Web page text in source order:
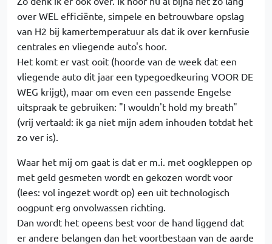
over WEL efficiënte, simpele en betrouwbare opslag
van H2 bij kamertemperatuur als dat ik over kernfusie
centrales en vliegende auto's hoor.
Het komt er vast ooit (hoorde van de week dat een
vliegende auto dit jaar een typegoedkeuring VOOR DE
WEG krijgt), maar om even een passende Engelse
uitspraak te gebruiken: "I wouldn't hold my breath"
(vrij vertaald: ik ga niet mijn adem inhouden totdat het
zo ver is).
Waar het mij om gaat is dat er m.i. met oogkleppen op
met geld gesmeten wordt en gekozen wordt voor
(lees: vol ingezet wordt op) een uit technologisch
oogpunt erg onvolwassen richting.
Dan wordt het opeens best voor de hand liggend dat
er andere belangen dan het voortbestaan van de aarde